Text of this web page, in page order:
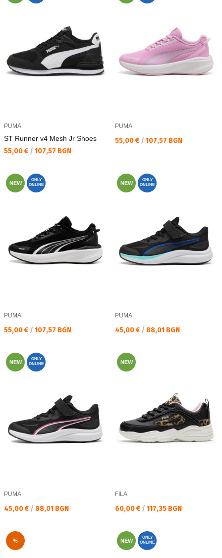
PUMA
ST Runner v4 Mesh Jr Shoes
Текуща цена:
55,00 € / 107,57 BGN
PUMA
Текуща цена:
55,00 € / 107,57 BGN
NEW
ONLY
ONLINE
PUMA
Текуща цена:
55,00 € / 107,57 BGN
NEW
ONLY
ONLINE
PUMA
Текуща цена:
45,00 € / 88,01 BGN
NEW
ONLY
ONLINE
PUMA
Текуща цена:
45,00 € / 88,01 BGN
NEW
FILA
Текуща цена:
60,00 € / 117,35 BGN
% NEW
ONLY
ONLINE